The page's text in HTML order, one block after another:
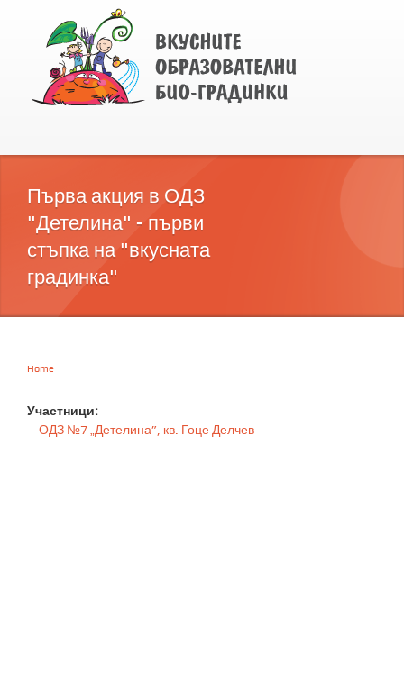
Първа акция в ОДЗ
"Детелина" - първи
стъпка на "вкусната
градинка"
Home
Участници:
ОДЗ №7 „Детелина”, кв. Гоце Делчев